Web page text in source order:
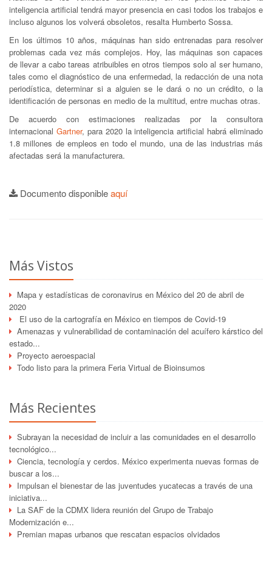
inteligencia artificial tendrá mayor presencia en casi todos los trabajos e
incluso algunos los volverá obsoletos, resalta Humberto Sossa.
En los últimos 10 años, máquinas han sido entrenadas para resolver
problemas cada vez más complejos. Hoy, las máquinas son capaces
de llevar a cabo tareas atribuibles en otros tiempos solo al ser humano,
tales como el diagnóstico de una enfermedad, la redacción de una nota
periodística, determinar si a alguien se le dará o no un crédito, o la
identificación de personas en medio de la multitud, entre muchas otras.
De acuerdo con estimaciones realizadas por la consultora
internacional Gartner, para 2020 la inteligencia artificial habrá eliminado
1.8 millones de empleos en todo el mundo, una de las industrias más
afectadas será la manufacturera.
Documento disponibleaquí
Más Vistos
Mapa y estadísticas de coronavirus en México del 20 de abril de
2020
El uso de la cartografía en México en tiempos de Covid-19
Amenazas y vulnerabilidad de contaminación del acuífero kárstico del
estado...
Proyecto aeroespacial
Todo listo para la primera Feria Virtual de Bioinsumos
Más Recientes
Subrayan la necesidad de incluir a las comunidades en el desarrollo
tecnológico...
Ciencia, tecnología y cerdos. México experimenta nuevas formas de
buscar a los...
Impulsan el bienestar de las juventudes yucatecas a través de una
iniciativa...
La SAF de la CDMX lidera reunión del Grupo de Trabajo
Modernización e...
Premian mapas urbanos que rescatan espacios olvidados